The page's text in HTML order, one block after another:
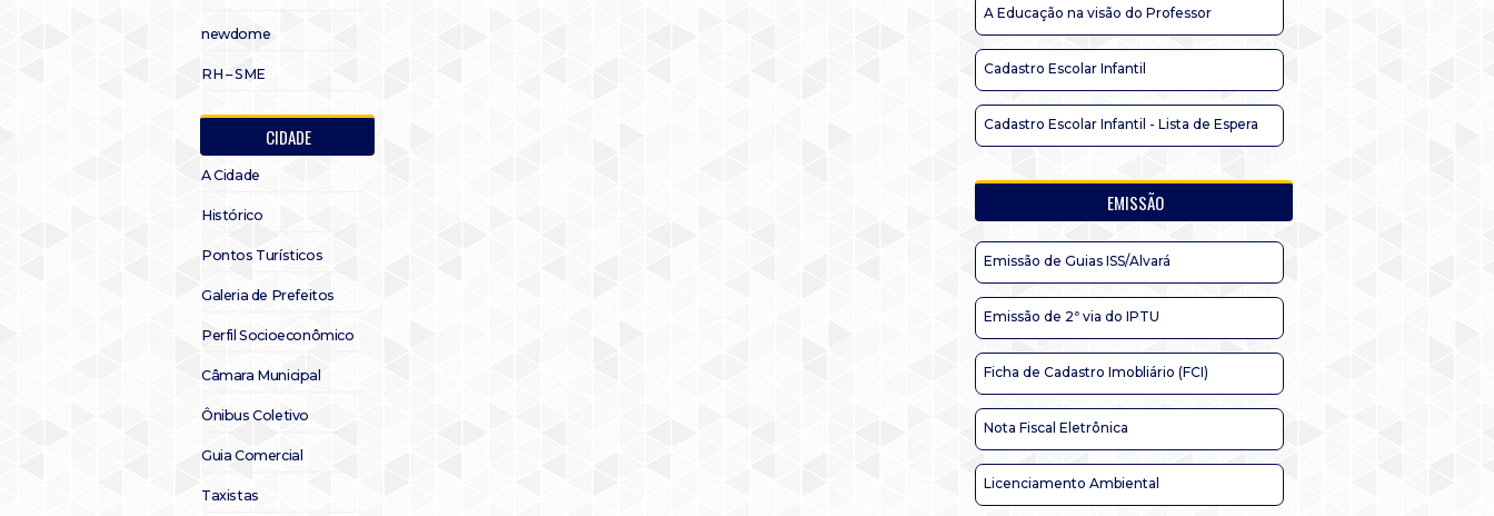
newdome
RH – SME
CIDADE
A Cidade
Histórico
Pontos Turísticos
Galeria de Prefeitos
Perfil Socioeconômico
Câmara Municipal
Ônibus Coletivo
Guia Comercial
Taxistas
A Educação na visão do Professor
Cadastro Escolar Infantil
Cadastro Escolar Infantil - Lista de Espera
EMISSÃO
Emissão de Guias ISS/Alvará
Emissão de 2ª via do IPTU
Ficha de Cadastro Imobliário (FCI)
Nota Fiscal Eletrônica
Licenciamento Ambiental